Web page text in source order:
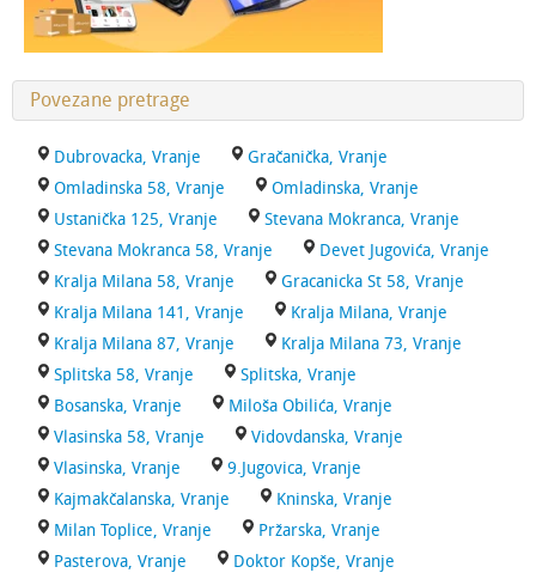
Povezane pretrage
Dubrovacka, Vranje
Gračanička, Vranje
Omladinska 58, Vranje
Omladinska, Vranje
Ustanička 125, Vranje
Stevana Mokranca, Vranje
Stevana Mokranca 58, Vranje
Devet Jugovića, Vranje
Kralja Milana 58, Vranje
Gracanicka St 58, Vranje
Kralja Milana 141, Vranje
Kralja Milana, Vranje
Kralja Milana 87, Vranje
Kralja Milana 73, Vranje
Splitska 58, Vranje
Splitska, Vranje
Bosanska, Vranje
Miloša Obilića, Vranje
Vlasinska 58, Vranje
Vidovdanska, Vranje
Vlasinska, Vranje
9.Jugovica, Vranje
Kajmakčalanska, Vranje
Kninska, Vranje
Milan Toplice, Vranje
Pržarska, Vranje
Pasterova, Vranje
Doktor Kopše, Vranje